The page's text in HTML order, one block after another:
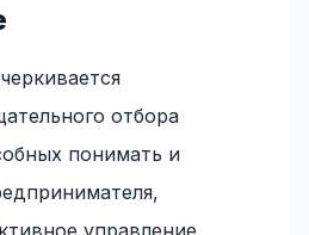
отбора
понимать и
управление